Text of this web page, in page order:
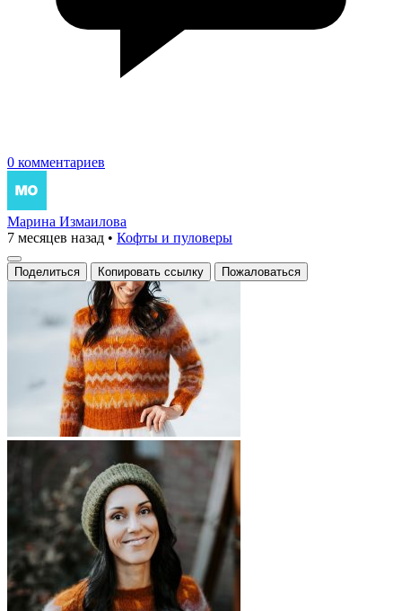
0 комментариев
Марина Измаилова
7 месяцев назад • Кофты и пуловеры
Поделиться Копировать ссылку Пожаловаться